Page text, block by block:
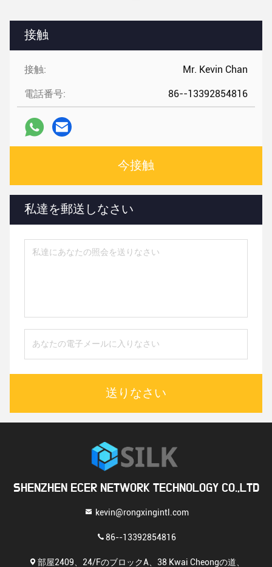
接触
接触: Mr. Kevin Chan
電話番号: 86--13392854816
今接触
私達を郵送しなさい
送りなさい
SHENZHEN ECER NETWORK TECHNOLOGY CO.,LTD
kevin@rongxingintl.com
86--13392854816
部屋2409、24/FのブロックA、38 Kwai Cheongの道、